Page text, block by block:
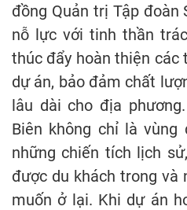
đồng Quản trị Tập đoàn
nỗ lực với tinh thần
thúc đẩy hoàn thiện các
dự án, bảo đảm chất
lâu dài cho địa
Biên không chỉ là
những chiến tích lịch
được du khách trong và
muốn ở lại. Khi dự án